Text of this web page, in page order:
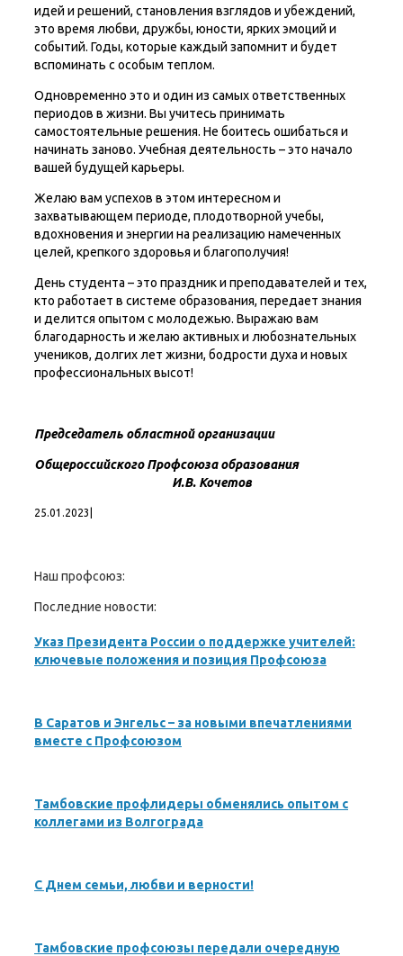
идей и решений, становления взглядов и убеждений,
это время любви, дружбы, юности, ярких эмоций и
событий. Годы, которые каждый запомнит и будет
вспоминать с особым теплом.
Одновременно это и один из самых ответственных
периодов в жизни. Вы учитесь принимать
самостоятельные решения. Не боитесь ошибаться и
начинать заново. Учебная деятельность – это начало
вашей будущей карьеры.
Желаю вам успехов в этом интересном и
захватывающем периоде, плодотворной учебы,
вдохновения и энергии на реализацию намеченных
целей, крепкого здоровья и благополучия!
День студента – это праздник и преподавателей и тех,
кто работает в системе образования, передает знания
и делится опытом с молодежью. Выражаю вам
благодарность и желаю активных и любознательных
учеников, долгих лет жизни, бодрости духа и новых
профессиональных высот!
Председатель областной организации
Общероссийского Профсоюза образования
И.В. Кочетов
25.01.2023
Наш профсоюз:
Последние новости:
Указ Президента России о поддержке учителей:
ключевые положения и позиция Профсоюза
В Саратов и Энгельс – за новыми впечатлениями
вместе с Профсоюзом
Тамбовские профлидеры обменялись опытом с
коллегами из Волгограда
С Днем семьи, любви и верности!
Тамбовские профсоюзы передали очередную